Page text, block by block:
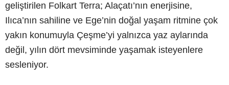
geliştirilen Folkart Terra; Alaçatı’nın enerjisine,
Ilıca’nın sahiline ve Ege’nin doğal yaşam ritmine çok
yakın konumuyla Çeşme’yi yalnızca yaz aylarında
değil, yılın dört mevsiminde yaşamak isteyenlere
sesleniyor.